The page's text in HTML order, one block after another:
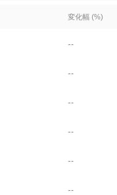
変化幅 (%)
--
--
--
--
--
--